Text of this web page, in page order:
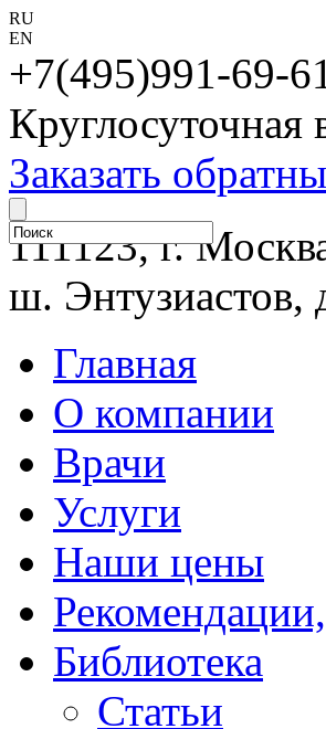
RU
EN
+7(495)991-69-
Заказать
111123, г.
ш. Энтузиастов,
Главная
О компании
Врачи
Услуги
Наши цены
Библиотека
Статьи